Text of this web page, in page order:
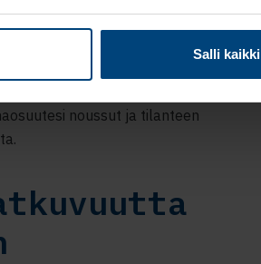
Salli kaikki
nostaa hintoja selvästi ja sinä
noussut ja tilanteen